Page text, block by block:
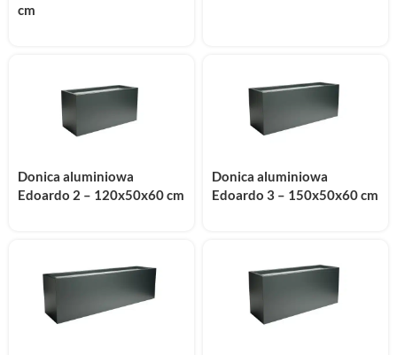
cm
Donica aluminiowa
Edoardo 2 – 120x50x60 cm
Donica aluminiowa
Edoardo 3 – 150x50x60 cm